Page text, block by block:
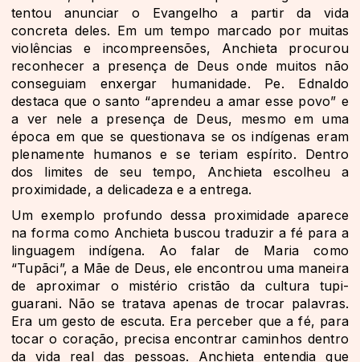
tentou anunciar o Evangelho a partir da vida
concreta deles. Em um tempo marcado por muitas
violências e incompreensões, Anchieta procurou
reconhecer a presença de Deus onde muitos não
conseguiam enxergar humanidade. Pe. Ednaldo
destaca que o santo “aprendeu a amar esse povo” e
a ver nele a presença de Deus, mesmo em uma
época em que se questionava se os indígenas eram
plenamente humanos e se teriam espírito. Dentro
dos limites de seu tempo, Anchieta escolheu a
proximidade, a delicadeza e a entrega.
Um exemplo profundo dessa proximidade aparece
na forma como Anchieta buscou traduzir a fé para a
linguagem indígena. Ao falar de Maria como
“Tupãci”, a Mãe de Deus, ele encontrou uma maneira
de aproximar o mistério cristão da cultura tupi-
guarani. Não se tratava apenas de trocar palavras.
Era um gesto de escuta. Era perceber que a fé, para
tocar o coração, precisa encontrar caminhos dentro
da vida real das pessoas. Anchieta entendia que